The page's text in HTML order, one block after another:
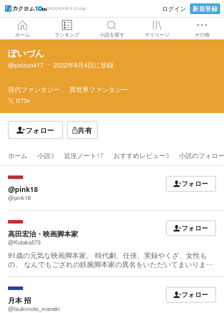
KADOKAWA Group ログイン 新規登録
ホーム ランキング 小説を探す マイページ その他
ぽいづん
@poizun417 2022年8月4日に登録
現代ファンタジー
異世界ファンタジー
tt73v
フォロー 共有
ホーム 小説3 近況ノート 17 おすすめレビュー3 小説のフォロー
@pink18
@pink18
フォロー
高田宏治・映画脚本家
@Kotaka573
91歳の元気な映画脚本家。 時代劇、任侠、実録やくざ、女性も
の、 なんでもござれの鉄腕脚本家の異名をいただいてまいりまし
味があったら若い方にも観ていただきたい作品です。
フォロー
月本 招
@tsukimoto_maneki
フォロー